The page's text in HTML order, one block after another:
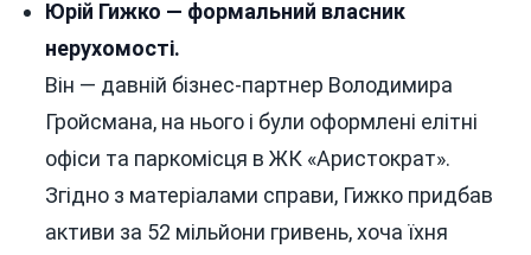
Юрій Гижко — формальний власник
нерухомості.
Він — давній бізнес-партнер Володимира
Гройсмана, на нього і були оформлені елітні
офіси та паркомісця в ЖК «Аристократ».
Згідно з матеріалами справи, Гижко придбав
активи за 52 мільйони гривень, хоча їхня